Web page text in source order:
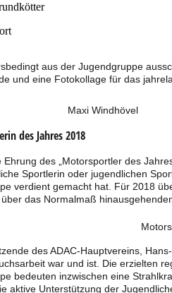
aus der Jugendgruppe
und eine Fotokollage für das
Maxi Windhövel
des Jahres 2018
Ehrung des „Motorsportler des
Sportlerin oder jugendlichen
verdient gemacht hat. Für 2018
das Normalmaß
des ADAC-Hauptvereins,
war und ist. Die erzielten
bedeuten inzwischen eine
aktive Unterstützung der